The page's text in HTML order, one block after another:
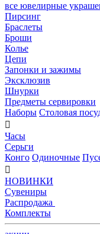
все ювелирные
Пирсинг
Браслеты
Броши
Колье
Цепи
Запонки и зажимы
Эксклюзив
Шнурки
Предметы сервировки
Наборы Столовая

Часы
Серьги
Конго Одиночные

НОВИНКИ
Сувениры
Распродажа
Комплекты